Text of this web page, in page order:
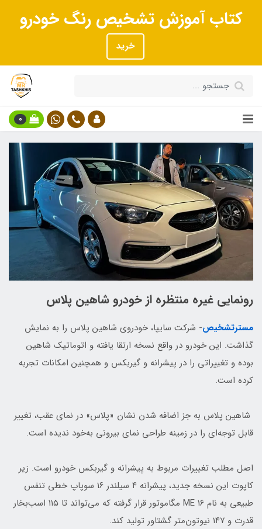
کتاب آموزش تشخیص رنگ خودرو
خرید
0
رونمایی غیره منتظره از خودرو شاهین پلاس
مسترتشخیص- شرکت سایپا، خودروی شاهین پلاس را به نمایش
گذاشت. این خودرو در واقع نسخه ارتقا یافته و اتوماتیک شاهین
بوده و تغییراتی را در پیشرانه و گیربکس و همچنین امکانات تجربه
کرده است.
شاهین پلاس به جز اضافه شدن نشان «پلاس» در نمای عقب، تغییر
قابل توجه‌ای را در زمینه طراحی نمای بیرونی به‌خود ندیده است.
اصل مطلب تغییرات مربوط به پیشرانه و گیربکس خودرو است. زیر
کاپوت این نسخه جدید، پیشرانه ۴ سیلندر ۱۶ سوپاپ خطی تنفس
طبیعی به نام ME ۱۶ مگاموتور قرار گرفته که می‌تواند تا ۱۱۵ اسب‌بخار
قدرت و ۱۴۷ نیوتون‌متر گشتاور تولید کند.